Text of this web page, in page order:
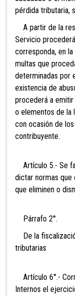
pérdida tributaria,
A partir de la
Servicio
corresponda, en
multas que
determinadas por
existencia de
procederá a
o elementos de la
con ocasión de
contribuyente.
Artículo 5.- Se
dictar normas que
que eliminen o
Párrafo 2°.
De la
tributarias
Artículo 6°.-
Internos el